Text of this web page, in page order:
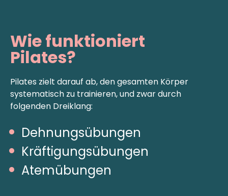
Wie funktioniert
Pilates?
Pilates zielt darauf ab, den gesamten Körper
systematisch zu trainieren, und zwar durch
folgenden Dreiklang:
Dehnungsübungen
Kräftigungsübungen
Atemübungen